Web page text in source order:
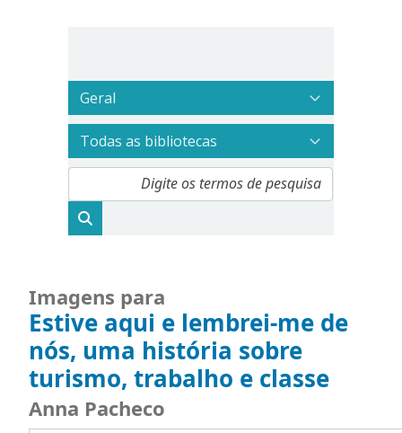
Imagens para
Estive aqui e lembrei-me de
nós, uma história sobre
turismo, trabalho e classe
Anna Pacheco